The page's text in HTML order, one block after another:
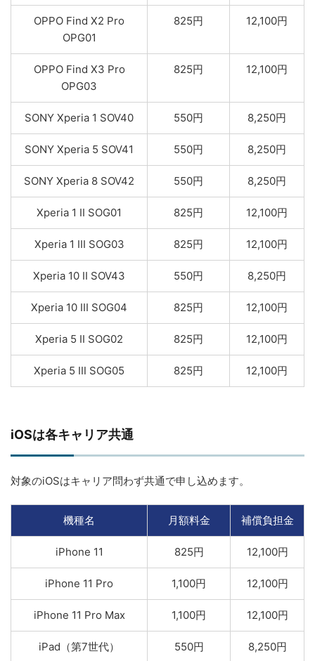
OPPO Find X2 Pro
OPG01
825円 12,100円
OPPO Find X3 Pro
OPG03
825円 12,100円
SONY Xperia 1 SOV40 550円 8,250円
SONY Xperia 5 SOV41 550円 8,250円
SONY Xperia 8 SOV42 550円 8,250円
Xperia 1 II SOG01 825円 12,100円
Xperia 1 III SOG03 825円 12,100円
Xperia 10 II SOV43 550円 8,250円
Xperia 10 III SOG04 825円 12,100円
Xperia 5 II SOG02 825円 12,100円
Xperia 5 Ⅲ SOG05 825円 12,100円
iOSは各キャリア共通
対象のiOSはキャリア問わず共通で申し込めます。
機種名 月額料金 補償負担金
iPhone 11 825円 12,100円
iPhone 11 Pro 1,100円 12,100円
iPhone 11 Pro Max 1,100円 12,100円
iPad（第7世代） 550円 8,250円